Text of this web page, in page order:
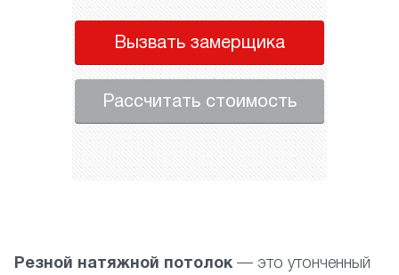
Вызвать замерщика
Рассчитать стоимость
Резной натяжной потолок — это утонченный